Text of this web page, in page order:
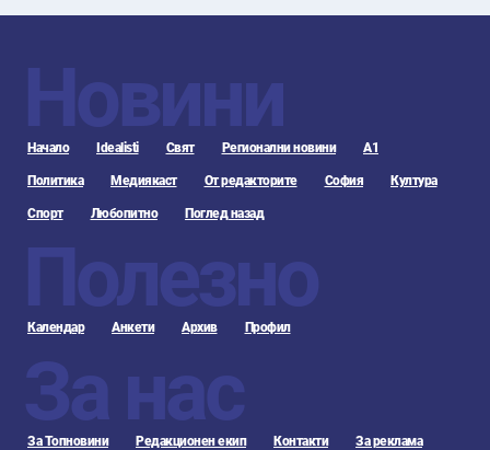
Новини
Начало Idealisti Свят Регионални новини А1
Политика Медиякаст От редакторите София Култура
Спорт Любопитно Поглед назад
Полезно
Календар Анкети Архив Профил
За нас
За Топновини Редакционен екип Контакти За реклама